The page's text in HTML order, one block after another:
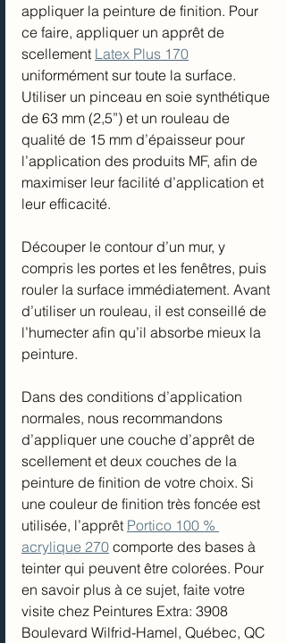
appliquer la peinture de finition. Pour
ce faire, appliquer un apprêt de
scellement Latex Plus 170
uniformément sur toute la surface.
Utiliser un pinceau en soie synthétique
de 63 mm (2,5”) et un rouleau de
qualité de 15 mm d’épaisseur pour
l’application des produits MF, afin de
maximiser leur facilité d’application et
leur efficacité.
Découper le contour d’un mur, y
compris les portes et les fenêtres, puis
rouler la surface immédiatement. Avant
d’utiliser un rouleau, il est conseillé de
l’humecter afin qu’il absorbe mieux la
peinture.
Dans des conditions d’application
normales, nous recommandons
d’appliquer une couche d’apprêt de
scellement et deux couches de la
peinture de finition de votre choix. Si
une couleur de finition très foncée est
utilisée, l’apprêt Portico 100 %
acrylique 270 comporte des bases à
teinter qui peuvent être colorées. Pour
en savoir plus à ce sujet, faite votre
visite chez Peintures Extra: 3908
Boulevard Wilfrid-Hamel, Québec, QC